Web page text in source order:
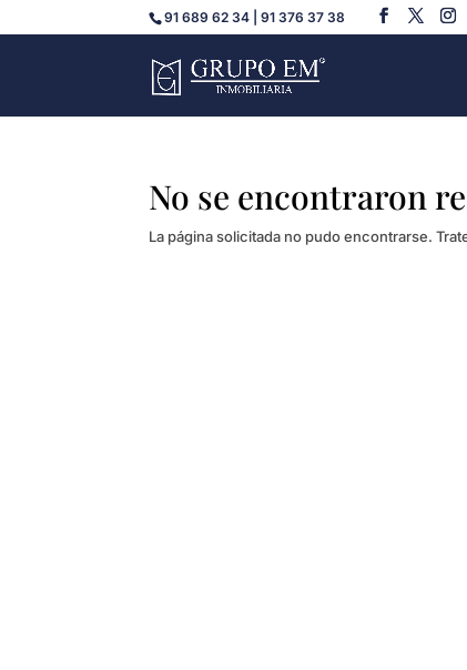
91 689 62 34 | 91 376 37 38
No se encontraron
La página solicitada no pudo encontrarse.